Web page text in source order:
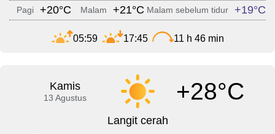
Pagi +20°C Malam +21°C Malam sebelum tidur +19°C
05:59 17:45 11 h 46 min
Kamis
13 Agustus +28°C
Langit cerah